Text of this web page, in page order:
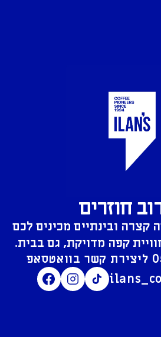
חוזרים
קצרה ובינתיים מכינים לכם
קפה מדויקת, גם בבית.